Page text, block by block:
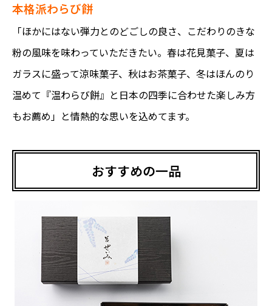
本格派わらび餅
「ほかにはない弾力とのどごしの良さ、こだわりのきな
粉の風味を味わっていただきたい。春は花見菓子、夏は
ガラスに盛って涼味菓子、秋はお茶菓子、冬はほんのり
温めて『温わらび餅』と日本の四季に合わせた楽しみ方
もお薦め」と情熱的な思いを込めてます。
おすすめの一品